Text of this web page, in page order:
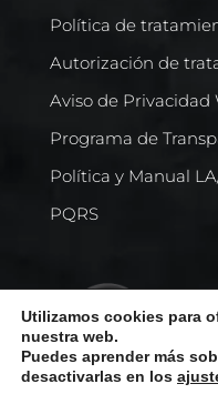
Política de
Autorización de
Aviso de Privacidad
Programa de
Política y Manual
PQRS
Utilizamos cookies para
nuestra web.
Puedes aprender más
desactivarlas en los